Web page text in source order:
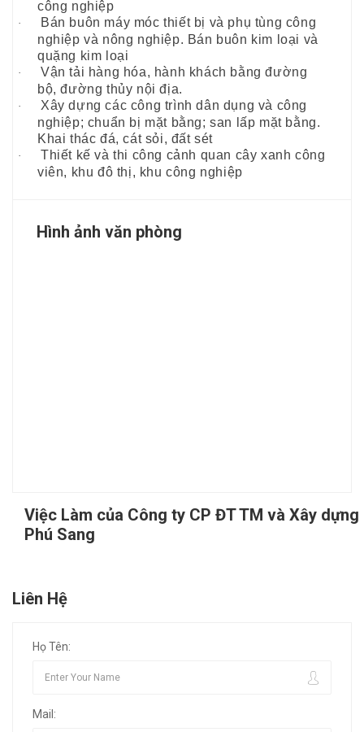
công nghiệp
·
Bán buôn máy móc thiết bị và phụ tùng công
nghiệp và nông nghiệp. Bán buôn kim loại và
quặng kim loại
·
Vận tải hàng hóa, hành khách bằng đường
bộ, đường thủy nội địa.
·
Xây dựng các công trình dân dụng và công
nghiệp; chuẩn bị mặt bằng; san lấp mặt bằng.
Khai thác đá, cát sỏi, đất sét
·
Thiết kế và thi công cảnh quan cây xanh công
viên, khu đô thị, khu công nghiệp
Hình ảnh văn phòng
Việc Làm của Công ty CP ĐT TM và Xây dựng
Phú Sang
Liên Hệ
Họ Tên:
Mail: